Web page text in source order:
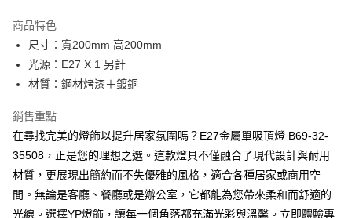
街口支付
悠遊付
全盈+PAY
AFTEE先享後付
相關說明
【關於「AFTEE先享後付」】
AFTEE先享後付是「在收到商品之後才付款」的支付方式。 讓您購物簡單
商品特色
尺寸：寬200mm 高200mm
光源：E27 X 1 另計
材質：鋼材烤漆＋鍍銅
銷售重點
在尋找完美的燈飾以提升居家氛圍嗎？E27金屬單吸頂燈 B69-32-
35508，正是您的理想之選。這款燈具不僅融合了現代設計與耐用
材質，更展現出簡約而不失優雅的風格，適合各種居家或商用空
間。無論是客廳、餐廳或是辦公室，它都能為您帶來柔和而舒適的
光線。選擇YP燈飾，讓每一個角落都充滿光彩與溫馨。立即體驗專